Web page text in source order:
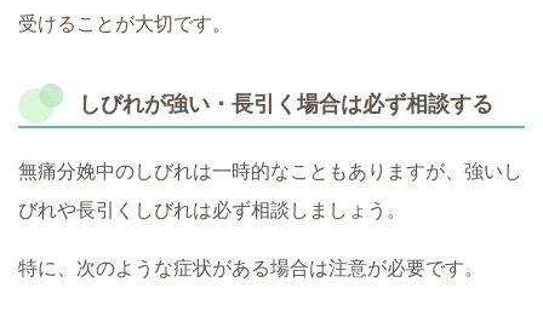
受けることが大切です。
しびれが強い・長引く場合は必ず相談する
無痛分娩中のしびれは一時的なこともありますが、強いし
びれや長引くしびれは必ず相談しましょう。
特に、次のような症状がある場合は注意が必要です。